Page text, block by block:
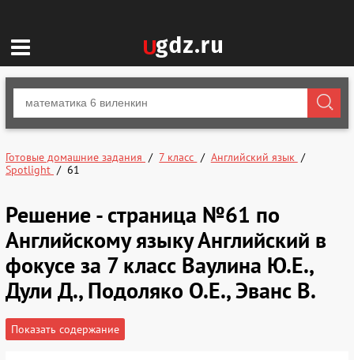
Готовые домашние задания 7 класс
Английский язык
Spotlight
61
Решение - страница №61 по
Английскому языку Английский в
фокусе за 7 класс Ваулина Ю.Е.,
Дули Д., Подоляко О.Е., Эванс В.
Показать содержание